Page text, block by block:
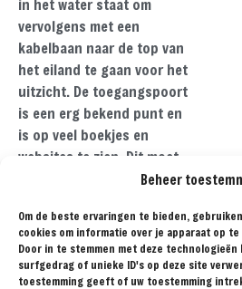
Beheer
Om de beste ervaringen te bieden,
cookies om informatie over je apparaat op
Door in te stemmen met deze technologieën
surfgedrag of unieke ID's op deze site
toestemming geeft of uw toestemming
in het water staat om
vervolgens met een
kabelbaan naar de top van
het eiland te gaan voor het
uitzicht. De toegangspoort
is een erg bekend punt en
is op veel boekjes en
websites te zien. Dit moet
ook wel de reden zijn
druk was. Net als in Nara
waren hier overigens ook
veel herten te zien.